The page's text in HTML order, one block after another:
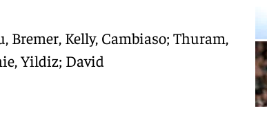
Bremer, Kelly, Cambiaso; Thuram,
Yildiz; David